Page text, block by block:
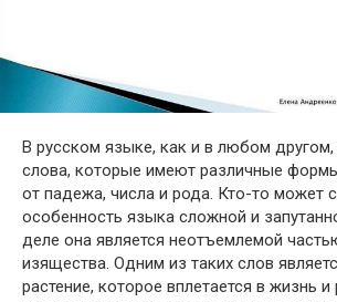
В русском языке, как и в любом
слова, которые имеют различные
от падежа, числа и рода. Кто-то может
особенность языка сложной и
деле она является неотъемлемой
изящества. Одним из таких слов
растение, которое вплетается в жизнь